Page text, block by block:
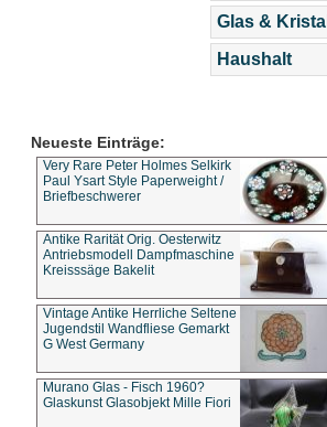
Glas & Kristall
Haushalt
Neueste Einträge:
Very Rare Peter Holmes Selkirk
Paul Ysart Style Paperweight /
Briefbeschwerer
Antike Rarität Orig. Oesterwitz
Antriebsmodell Dampfmaschine
Kreisssäge Bakelit
Vintage Antike Herrliche Seltene
Jugendstil Wandfliese Gemarkt
G West Germany
Murano Glas - Fisch 1960?
Glaskunst Glasobjekt Mille Fiori